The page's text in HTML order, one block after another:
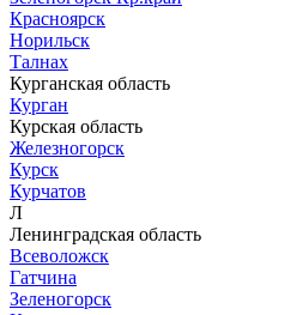
Красноярск
Норильск
Талнах
Курганская область
Курган
Курская область
Железногорск
Курск
Курчатов
Л
Ленинградская область
Всеволожск
Гатчина
Зеленогорск